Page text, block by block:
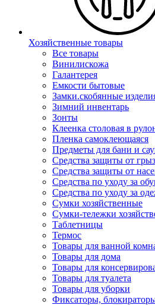
Хозяйственные товары
Все товары
Винилискожа
Галантерея
Емкости бытовые
Замки.скобянные
Зимний инвентарь
Зонты
Клеенка столовая в
Пленка самоклеющаяся
Предметы для бани и
Средства защиты от
Средства защиты от
Средства по уходу за
Средства по уходу за
Сумки хозяйственные
Сумки-тележки
Таблетницы
Термос
Товары для ванной
Товары для дома
Товары для
Товары для туалета
Товары для уборки
Фиксаторы,